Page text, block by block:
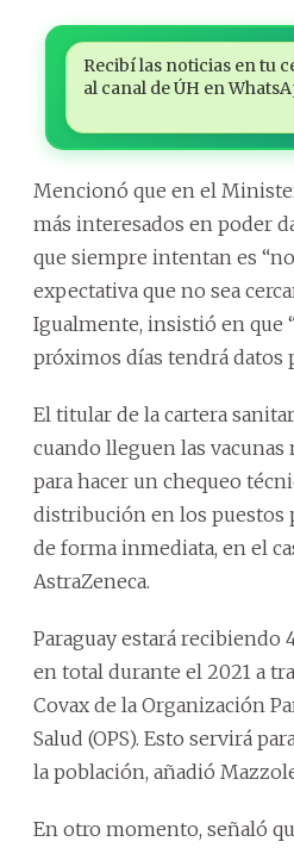
Recibí las noticias en tu
al canal de ÚH en
Mencionó que en el
más interesados en poder
que siempre intentan es
expectativa que no sea
Igualmente, insistió en que
próximos días tendrá datos
El titular de la cartera
cuando lleguen las vacunas
para hacer un chequeo
distribución en los puestos
de forma inmediata, en el
AstraZeneca.
Paraguay estará recibiendo
en total durante el 2021 a
Covax de la Organización
Salud (OPS). Esto servirá
la población, añadió
En otro momento, señaló